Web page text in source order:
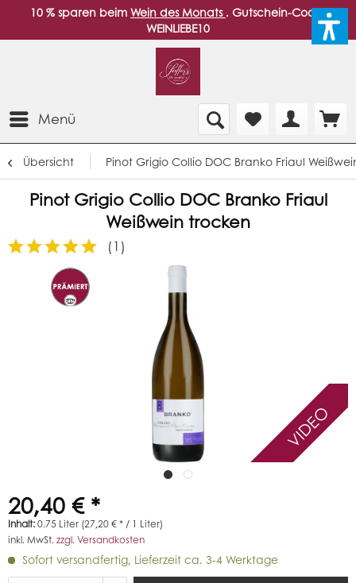
10 % sparen beim Wein des Monats . Gutschein-Code:
WEINLIEBE10
Menü
Übersicht Pinot Grigio Collio DOC Branko Friaul
Pinot Grigio Collio DOC Branko Friaul
Weißwein trocken
(1 )
VIDEO
20,40 € *
Inhalt:0.75 Liter (27,20 € * / 1 Liter)
inkl. MwSt. zzgl. Versandkosten
Sofort versandfertig, Lieferzeit ca. 3-4 Werktage